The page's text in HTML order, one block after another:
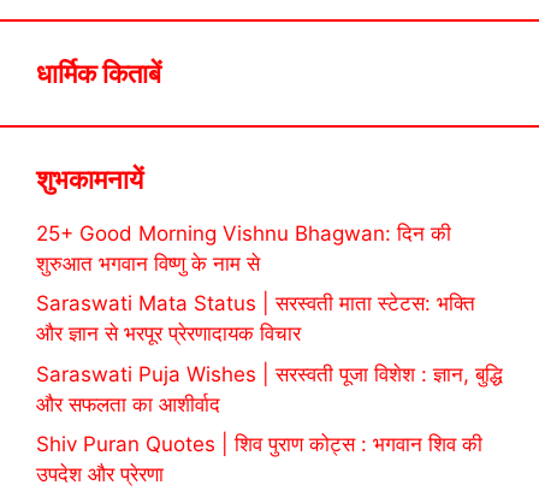
धार्मिक किताबें
शुभकामनायें
25+ Good Morning Vishnu Bhagwan: दिन की
शुरुआत भगवान विष्णु के नाम से
Saraswati Mata Status | सरस्वती माता स्टेटस: भक्ति
और ज्ञान से भरपूर प्रेरणादायक विचार
Saraswati Puja Wishes | सरस्वती पूजा विशेश : ज्ञान, बुद्धि
और सफलता का आशीर्वाद
Shiv Puran Quotes | शिव पुराण कोट्स : भगवान शिव की
उपदेश और प्रेरणा